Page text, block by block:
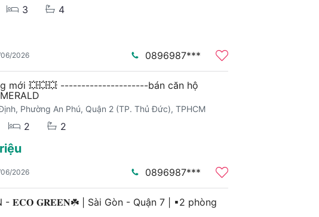
3 4
2026 0896987***
mới 💥💥💥 ---------------------bán căn hộ
Phường An Phú, Quận 2 (TP. Thủ Đức), TPHCM
2 2
2026 0896987***
- 𝐄𝐂𝐎 𝐆𝐑𝐄𝐄𝐍☘️ | Sài Gòn - Quận 7 | ▪2 phòng